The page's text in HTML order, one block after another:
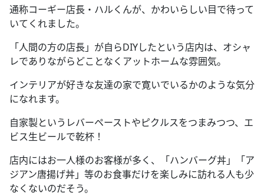
通称コーギー店長・ハルくんが、かわいらしい目で待って
いてくれました。
「人間の方の店長」が自らDIYしたという店内は、オシャ
レでありながらどことなくアットホームな雰囲気。
インテリアが好きな友達の家で寛いでいるかのような気分
になれます。
自家製というレバーペーストやピクルスをつまみつつ、エ
ビス生ビールで乾杯！
店内にはお一人様のお客様が多く、「ハンバーグ丼」「ア
ジアン唐揚げ丼」等のお食事だけを楽しみに訪れる人も少
なくないのだそう。